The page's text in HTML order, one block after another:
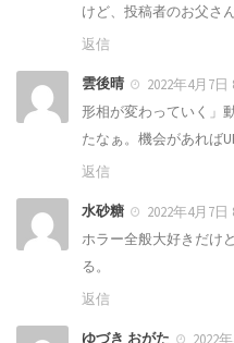
けど、投稿者のお父さ
返信
雲後晴
2022年4月7日
形相が変わっていく」
たなぁ。機会があれば
返信
水砂糖
2022年4月7日
ホラー全般大好きだけ
る。
返信
ゆづき おがた
2022